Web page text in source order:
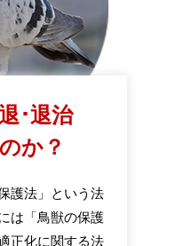
･退治
か？
護法」という法
は「鳥獣の保護
正化に関する法